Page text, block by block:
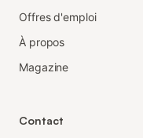
Offres d'emploi
À propos
Magazine
Contact